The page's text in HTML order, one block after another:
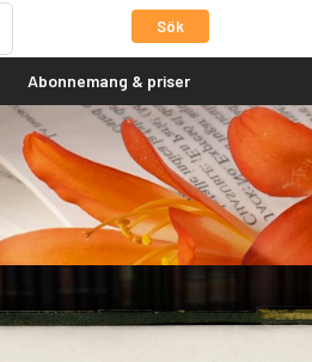
Sök
Abonnemang & priser